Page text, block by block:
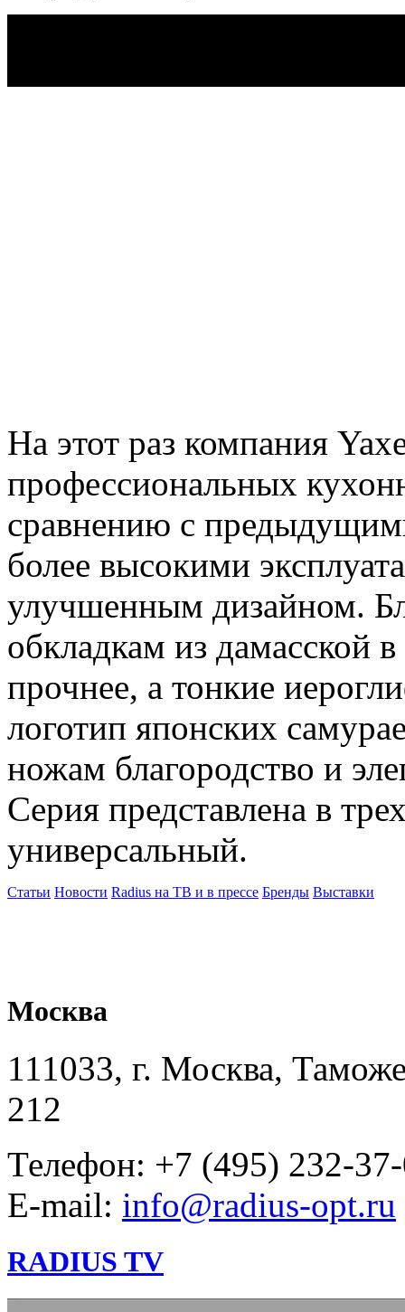
На этот раз компания
профессиональных
сравнению с
более высокими
улучшенным дизайном.
обкладкам из дамасской
прочнее, а тонкие
логотип японских
ножам благородство и
Серия представлена в
универсальный.
Статьи Новости Radius на ТВ и в прессе Бренды Выставки
Москва
111033, г. Москва,
212
Телефон: +7 (495) 232-
E-mail: info@radius-opt.ru
RADIUS TV